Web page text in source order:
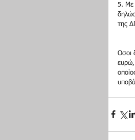
5. Με
της
Οσοι
ευρώ,